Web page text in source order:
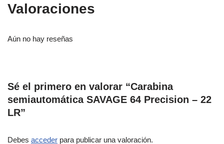
Valoraciones
Aún no hay reseñas
Sé el primero en valorar “Carabina
semiautomática SAVAGE 64 Precision – 22
LR”
Debes acceder para publicar una valoración.